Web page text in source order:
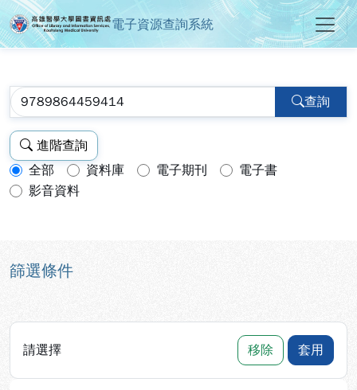
高雄醫學大學圖書資訊處電子資
電子資源查詢系統
查詢
進階查詢
查詢模式：
全部 資料庫 電子期刊
電子書
影音資料
篩選條件
請選擇 移除 套用